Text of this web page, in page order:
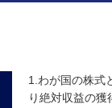
1.わが国の株式
り絶対収益の獲